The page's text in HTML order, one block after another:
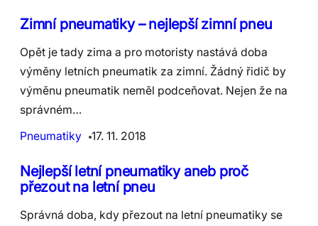
Zimní pneumatiky – nejlepší zimní pneu
Opět je tady zima a pro motoristy nastává doba
výměny letních pneumatik za zimní. Žádný řidič by
výměnu pneumatik neměl podceňovat. Nejen že na
správném…
Pneumatiky
17. 11. 2018
Nejlepší letní pneumatiky aneb proč
přezout na letní pneu
Správná doba, kdy přezout na letní pneumatiky se